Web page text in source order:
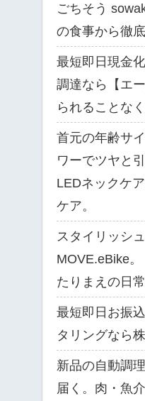
ごちそう
の食事から徹
最短即日現金
調達なら【エ
られることな
首元の年齢サ
ワーでツヤと
LEDネックケ
ケア。
スタイリッシ
MOVE.eBike
たりまえの日
最短即日お振
タリングなら
新品の自動調
届く。肉・魚